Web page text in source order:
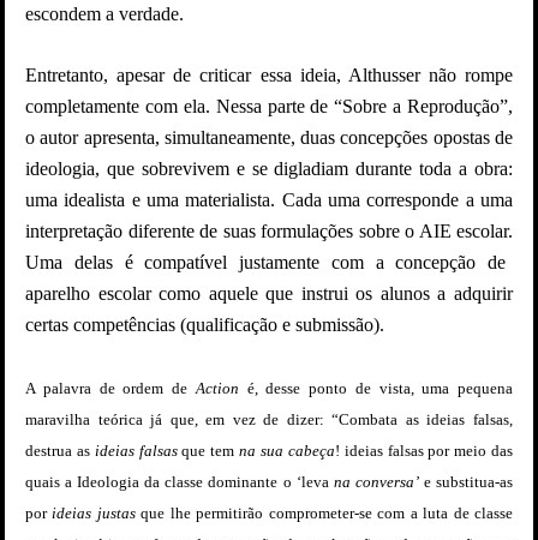
escondem a verdade.
Entretanto, apesar de criticar essa ideia, Althusser não rompe
completamente com ela. Nessa parte de “Sobre a Reprodução”,
o autor apresenta, simultaneamente, duas concepções opostas de
ideologia, que sobrevivem e se digladiam durante toda a obra:
uma idealista e uma materialista. Cada uma corresponde a uma
interpretação diferente de suas formulações sobre o AIE escolar.
Uma delas é compatível justamente com a concepção de
aparelho escolar como aquele que instrui os alunos a adquirir
certas competências (qualificação e submissão).
A palavra de ordem de Action é, desse ponto de vista, uma pequena
maravilha teórica já que, em vez de dizer: “Combata as ideias falsas,
destrua as ideias falsasque temna sua cabeça! ideias falsas por meio das
quais a Ideologia da classe dominante o ‘leva na conversa’e substitua-as
por ideias justasque lhe permitirão comprometer-se com a luta de classe